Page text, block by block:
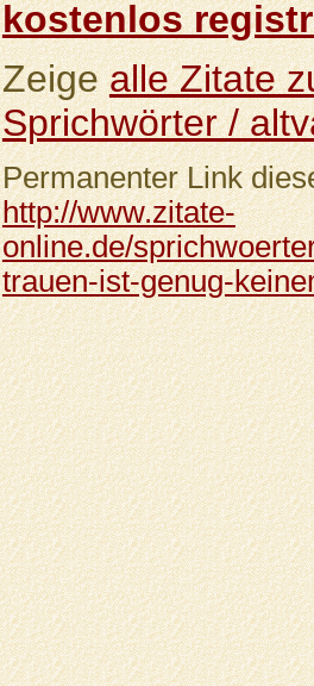
kostenlos
Zeigealle Zitate
Sprichwörter /
Permanenter Link
http://www.zitate-
online.de/
trauen-ist-genug-